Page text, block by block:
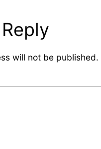
will not be published.